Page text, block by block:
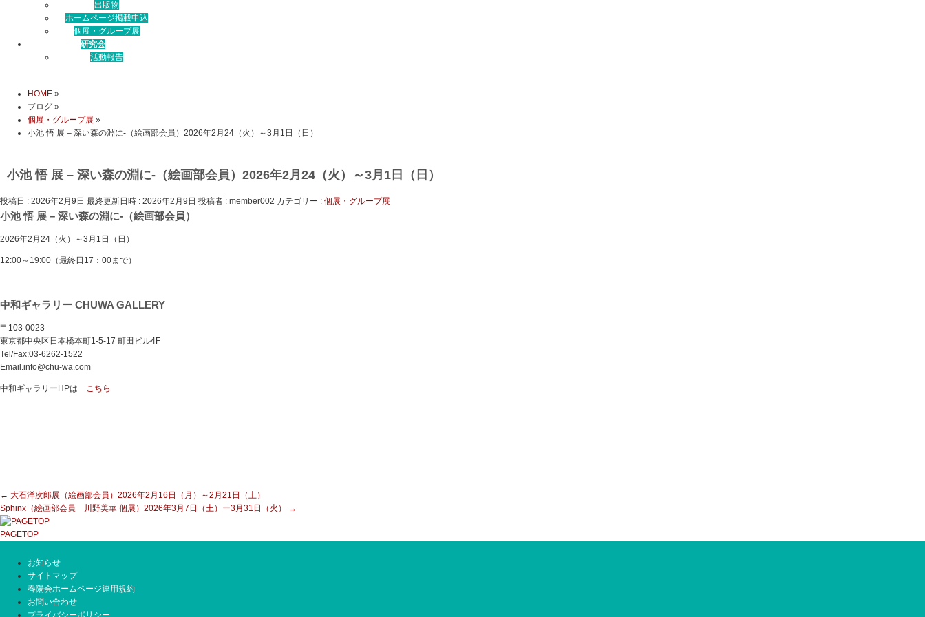
出版物
ホームページ掲載申込
個展・グループ展
研究会
活動報告
HOME »
ブログ »
個展・グループ展 »
小池 悟 展 – 深い森の淵に-（絵画部会員）2026年2月24（火）～3月1日（日）
小池 悟 展 – 深い森の淵に-（絵画部会員）2026年2月24（火）～3月1日（日）
投稿日 : 2026年2月9日 最終更新日時 : 2026年2月9日 投稿者 : member002 カテゴリー : 個展・グループ展
小池 悟 展 – 深い森の淵に-（絵画部会員）
2026年2月24（火）～3月1日（日）
12:00～19:00（最終日17：00まで）
中和ギャラリー CHUWA GALLERY
〒103-0023
東京都中央区日本橋本町1-5-17 町田ビル4F
Tel/Fax:03-6262-1522
Email.info@chu-wa.com
中和ギャラリーHPは こちら
← 大石洋次郎展（絵画部会員）2026年2月16日（月）～2月21日（土）
Sphinx（絵画部会員 川野美華 個展）2026年3月7日（土）ー3月31日（火）
→
PAGETOP
お知らせ
サイトマップ
春陽会ホームページ運用規約
お問い合わせ
プライバシーポリシー